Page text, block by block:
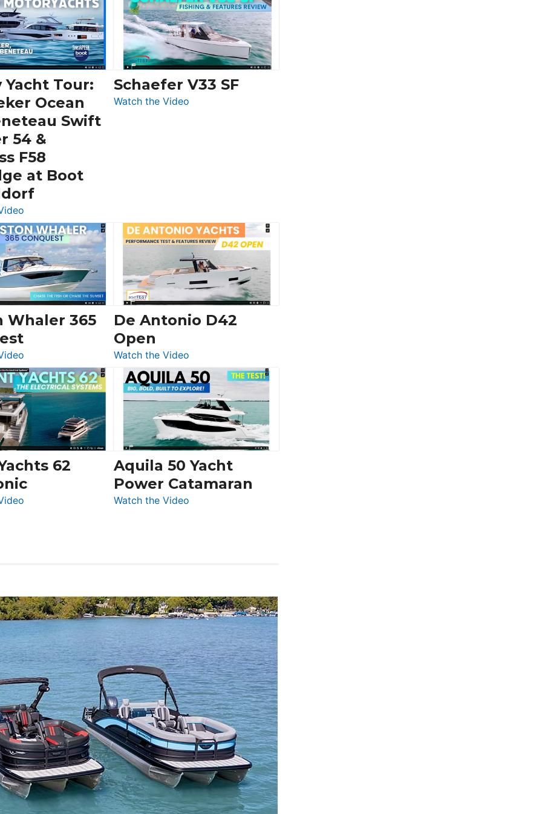
Yacht Tour:
Ocean
Swift
54 &
F58
at Boot
:
Luxury
Yacht
Tour:
Sunseeker
Ocean
156,
Beneteau
Trawler
54
&
Princess
F58
Flybridge
at
Boot
Düsseldorf
Schaefer V33 SF
Watch the Video:
Whaler 365
:
Boston
Whaler
365
Conquest
De Antonio D42
Open
Watch the Video:
De
Antonio
D42
Open
62
:
Aquila 50 Yacht
Power Catamaran
Watch the Video: